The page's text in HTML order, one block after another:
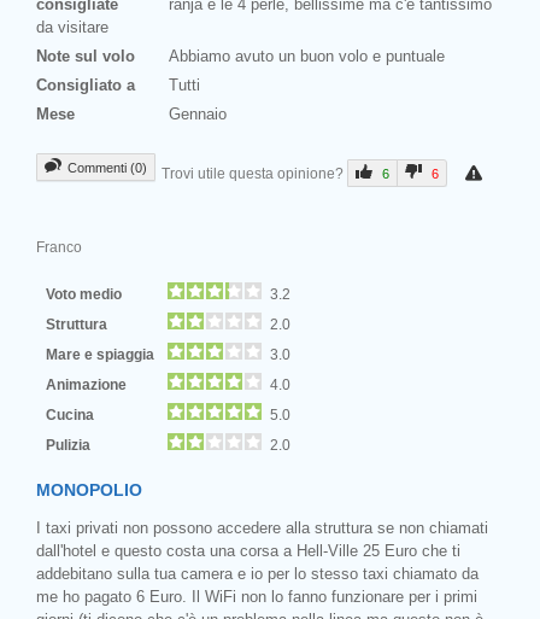
consigliate
ranja e le 4 perle, bellissime ma c'è tantissimo
da visitare
Note sul volo
Abbiamo avuto un buon volo e puntuale
Consigliato a
Tutti
Mese
Gennaio
Commenti (0) Trovi utile questa opinione? 6 6
Franco
Voto medio
3.2
Struttura
2.0
Mare e spiaggia
3.0
Animazione
4.0
Cucina
5.0
Pulizia
2.0
MONOPOLIO
I taxi privati non possono accedere alla struttura se non chiamati
dall'hotel e questo costa una corsa a Hell-Ville 25 Euro che ti
addebitano sulla tua camera e io per lo stesso taxi chiamato da
me ho pagato 6 Euro. Il WiFi non lo fanno funzionare per i primi